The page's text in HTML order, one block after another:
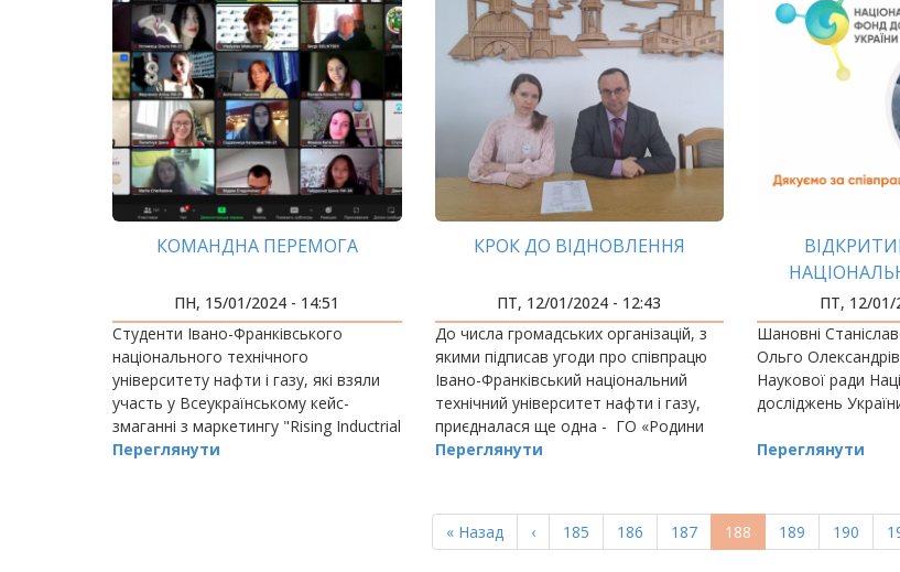
КОМАНДНА ПЕРЕМОГА
ПН, 15/01/2024 - 14:51
Студенти Івано-Франківського
національного технічного
університету нафти і газу, які взяли
участь у Всеукраїнському кейс-
змаганні з маркетингу "Rising Inductrial
Marketing Stars" вибороли срібло!
Переглянути
КРОК ДО ВІДНОВЛЕННЯ
ПТ, 12/01/2024 - 12:43
До числа громадських організацій, з
якими підписав угоди про співпрацю
Івано-Франківський національний
технічний університет нафти і газу,
приєдналася ще одна - ГО «Родини
загиблих захисників і захисниць Івано-
Переглянути
ПТ, 12/01/
Шановні
Ольго
Наукової ради
досліджень
Переглянути
Перша
сторінка
« Назад
Попередня
сторінка
‹ Page
185 Page
186 Page
187
Поточна
сторінка
188 Page
189 Page
190